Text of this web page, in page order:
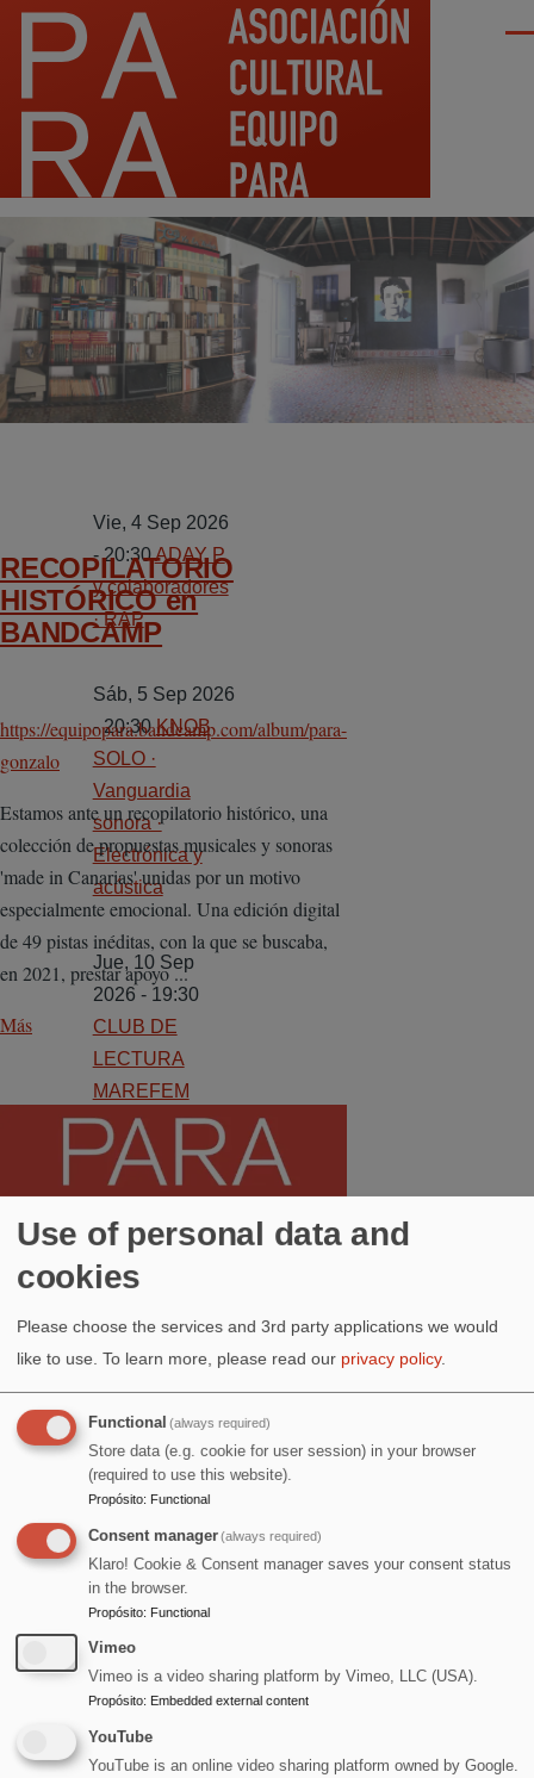
Pasar al contenido principal
RECOPILATORIO
HISTÓRICO en
BANDCAMP
https://equipopara.bandcamp.com/album/para-
gonzalo
Estamos ante un recopilatorio histórico, una
colección de propuestas musicales y sonoras
'made in Canarias' unidas por un motivo
especialmente emocional. Una edición digital
de 49 pistas inéditas, con la que se buscaba,
en 2021, prestar apoyo ...
Más
SIN COMUNIDAD
NO HAY FUTURO
EL FUTURO NO SE CONSTRUYE DE
MANERA AISLADA, EL NUESTRO
TAMPOCO
¡ASÓCIATE!
Vie, 4 Sep 2026
- 20:30ADAY P
y colaboradores
· RAP
Sáb, 5 Sep 2026
- 20:30 KNOB
SOLO ·
Vanguardia
sonora ·
Electrónica y
acústica
Jue, 10 Sep
2026 - 19:30
CLUB DE
LECTURA
MAREFEM
Sáb, 12 Sep
2026 - 20:00
Proyección y
conversación
"ELLAS
CUENTAN...esta
pasión
comedida"
Mar, 15 Sep
2026 - 19:00
Presentaciónes
ITINERANTES ·
LAVA
Equipo PARA
Jue, 17 Sep
2026 - 20:00
Use of personal data and
cookies
Please choose the services and 3rd party applications we would
like to use. To learn more, please read our privacy policy.
Functional (always required)
Store data (e.g. cookie for user session) in your browser
(required to use this website).
Propósito: Functional
Consent manager(always required)
Klaro! Cookie & Consent manager saves your consent status
in the browser.
Propósito: Functional
Vimeo
Vimeo is a video sharing platform by Vimeo, LLC (USA).
Propósito: Embedded external content
YouTube
YouTube is an online video sharing platform owned by Google.